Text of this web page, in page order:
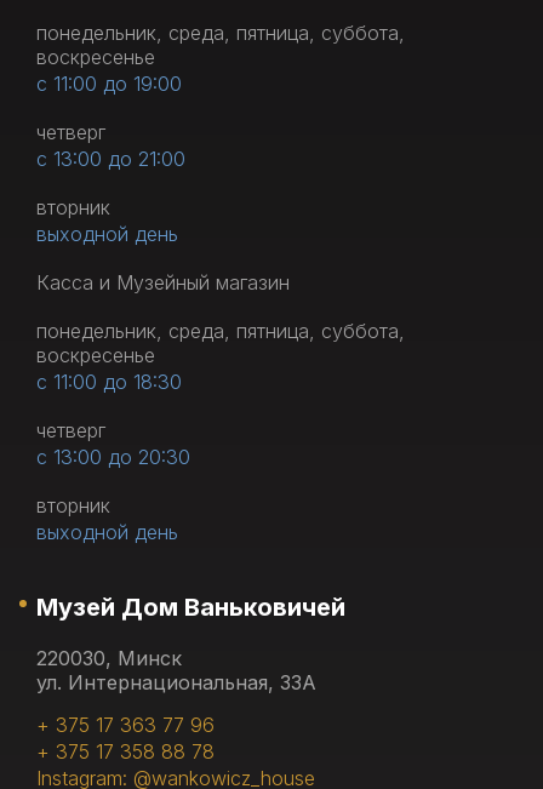
понедельник, среда, пятница, суббота,
воскресенье
с 11:00 до 19:00
четверг
с 13:00 до 21:00
вторник
выходной день
Касса и Музейный магазин
понедельник, среда, пятница, суббота,
воскресенье
с 11:00 до 18:30
четверг
с 13:00 до 20:30
вторник
выходной день
Музей Дом Ваньковичей
220030, Минск
ул. Интернациональная, 33А
+ 375 17 363 77 96
+ 375 17 358 88 78
Instagram: @wankowicz_house